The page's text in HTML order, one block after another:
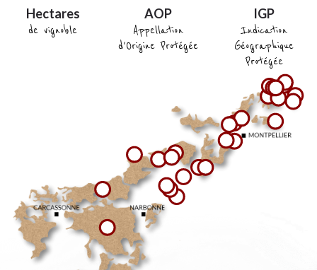
Hectares
de vignoble
AOP
Appellation
d'Origine Protégée
IGP
Indication
Géographique
Protégée